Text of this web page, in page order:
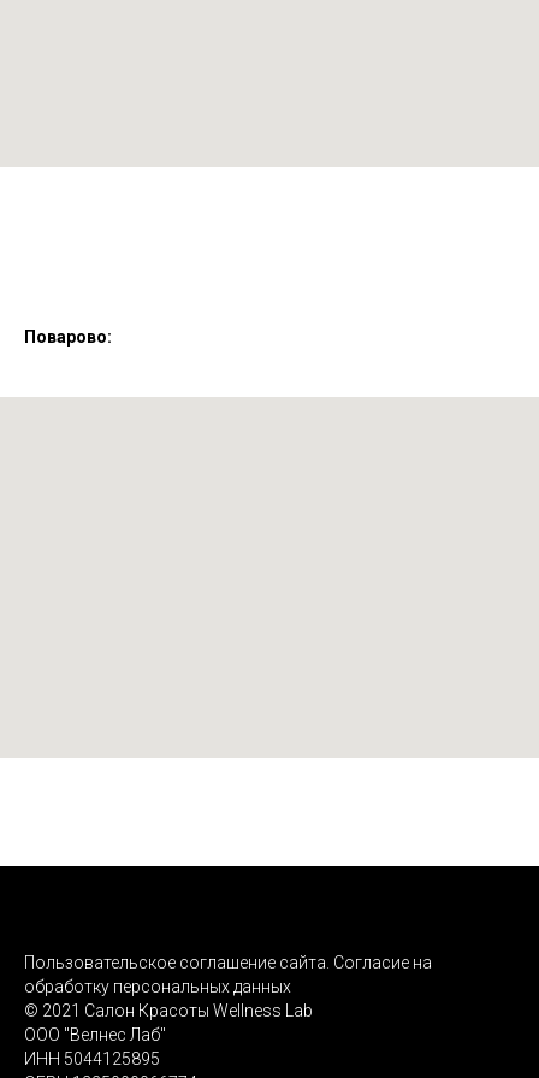
Поварово:
Пользовательское соглашение сайта. Согласие на
обработку персональных данных
© 2021 Салон Красоты Wellness Lab
ООО "Велнес Лаб"
ИНН 5044125895